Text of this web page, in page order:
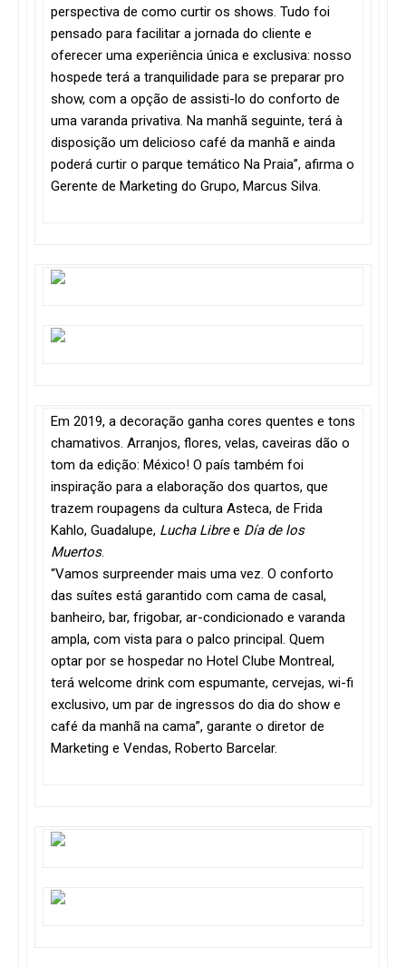
perspectiva de como curtir os shows. Tudo foi
pensado para facilitar a jornada do cliente e
oferecer uma experiência única e exclusiva: nosso
hospede terá a tranquilidade para se preparar pro
show, com a opção de assisti-lo do conforto de
uma varanda privativa. Na manhã seguinte, terá à
disposição um delicioso café da manhã e ainda
poderá curtir o parque temático Na Praia”, afirma o
Gerente de Marketing do Grupo, Marcus Silva.
Em 2019, a decoração ganha cores quentes e tons
chamativos. Arranjos, flores, velas, caveiras dão o
tom da edição: México! O país também foi
inspiração para a elaboração dos quartos, que
trazem roupagens da cultura Asteca, de Frida
Kahlo, Guadalupe, Lucha Libree Día de los
Muertos.
“Vamos surpreender mais uma vez. O conforto
das suítes está garantido com cama de casal,
banheiro, bar, frigobar, ar-condicionado e varanda
ampla, com vista para o palco principal. Quem
optar por se hospedar no Hotel Clube Montreal,
terá welcome drink com espumante, cervejas, wi-fi
exclusivo, um par de ingressos do dia do show e
café da manhã na cama”, garante o diretor de
Marketing e Vendas, Roberto Barcelar.